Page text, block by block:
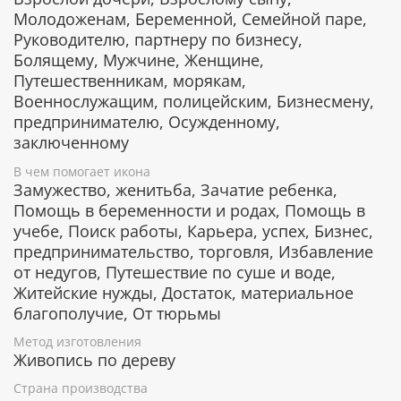
счастливом замужестве или женитьбе.
Примирение враждующих, покровитель
воинства.
Спасает от плена и даже от смерти.
Помогает невинно осужденным, находящимся
в заключении.
Гарантия подлинности
К каждому живописному образу прикладывается
номерное свидетельство, в котором подробно
расписана вся информация об иконе:
Имя художника,
Материалы, из которых она изготовлена,
Гарантия соответствия канонам Православной
Церкви.
Киот из березы со стеклом
Молодоженам, Беременной, Семейной паре,
Руководителю, партнеру по бизнесу,
Болящему, Мужчине, Женщине,
Путешественникам, морякам,
Военнослужащим, полицейским, Бизнесмену,
предпринимателю, Осужденному,
заключенному
В чем помогает икона
Замужество, женитьба, Зачатие ребенка,
Помощь в беременности и родах, Помощь в
учебе, Поиск работы, Карьера, успех, Бизнес,
предпринимательство, торговля, Избавление
от недугов, Путешествие по суше и воде,
Житейские нужды, Достаток, материальное
благополучие, От тюрьмы
Метод изготовления
Живопись по дереву
Страна производства